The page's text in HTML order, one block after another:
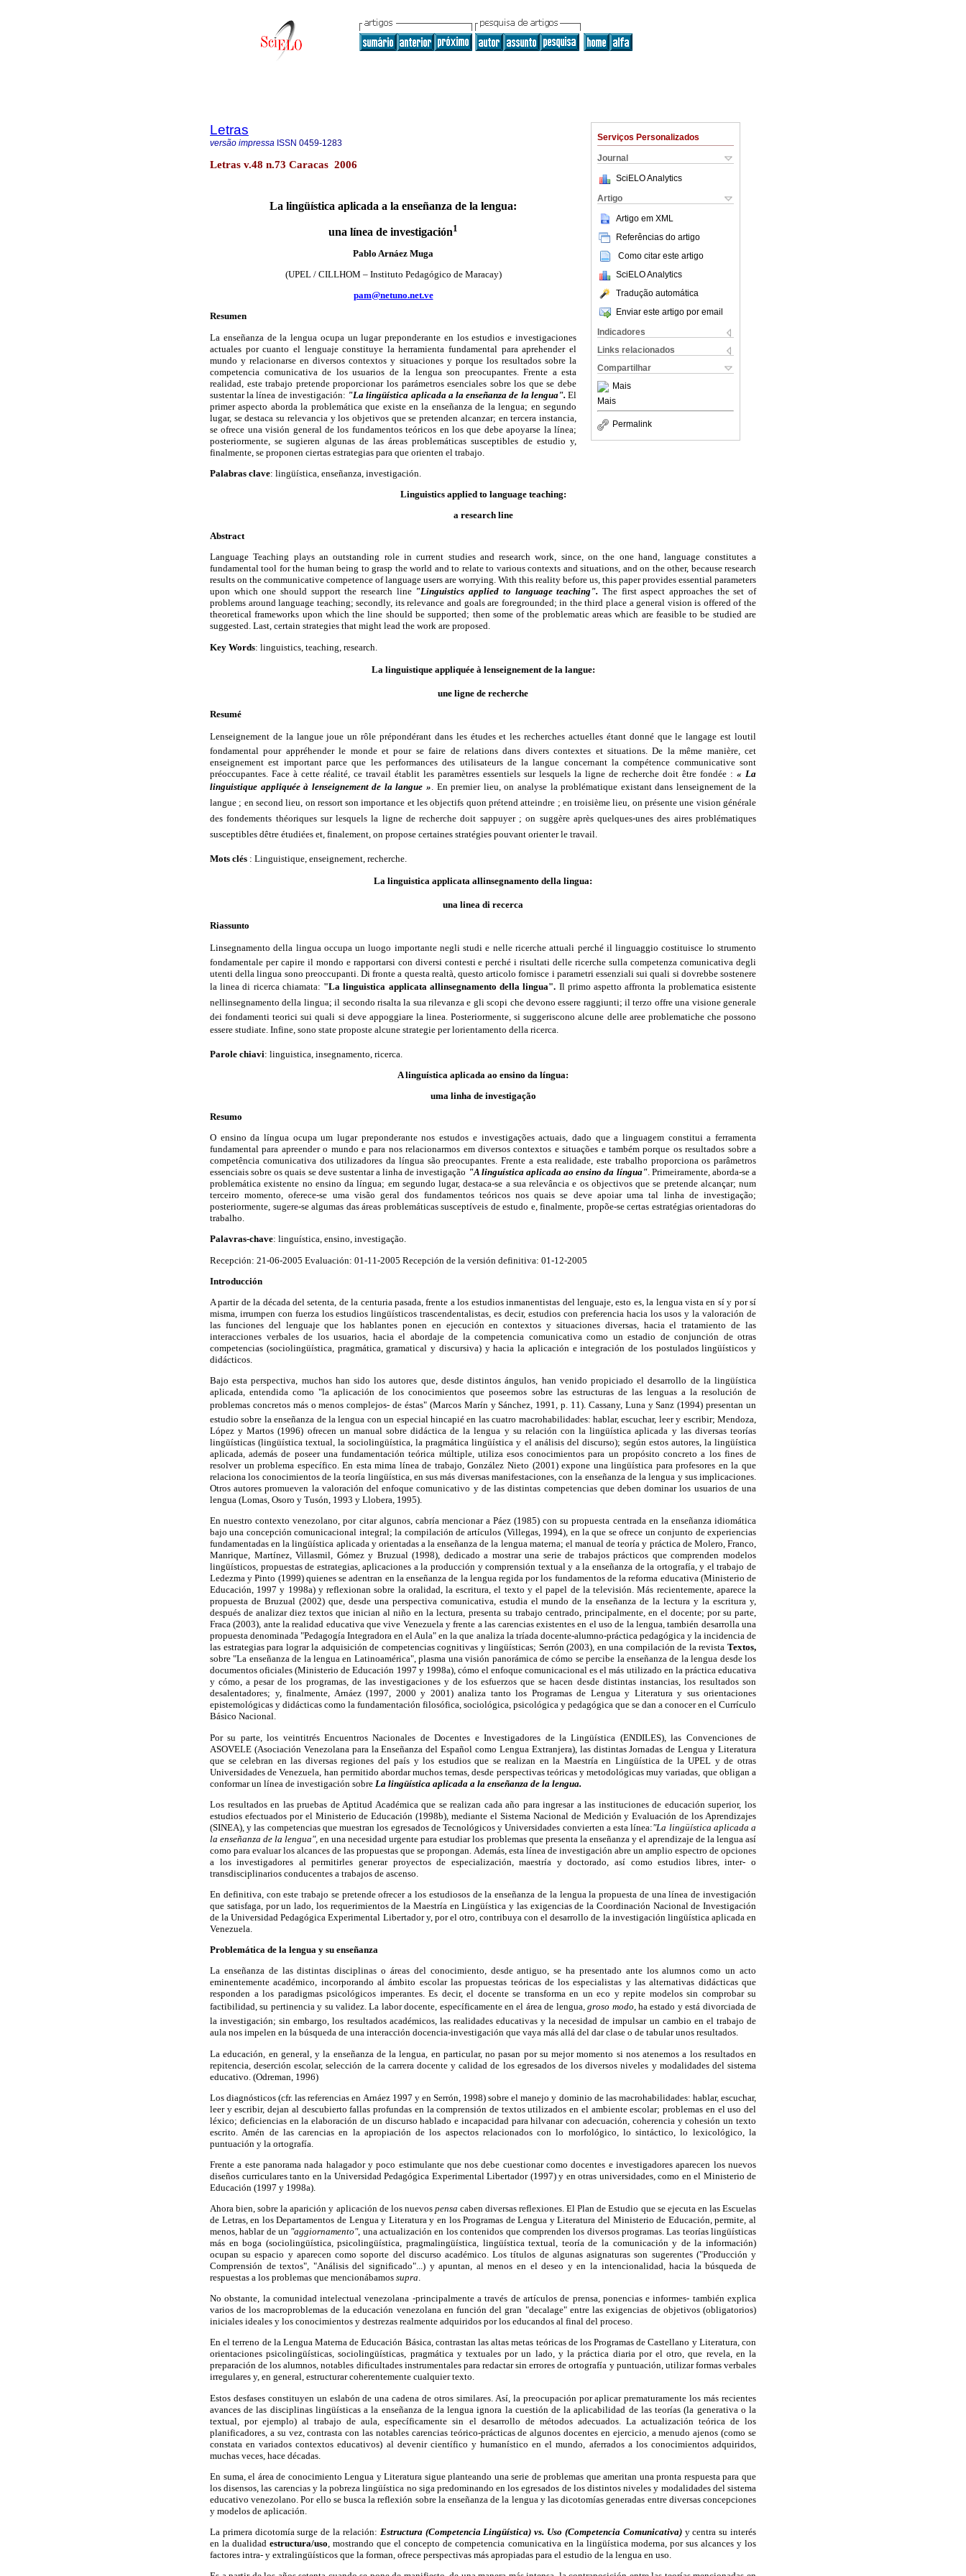
Serviços Personalizados
Journal
SciELO Analytics
Artigo
Artigo em XML
Referências do artigo
Como citar este artigo
SciELO Analytics
Tradução automática
Enviar este artigo por email
Indicadores
Links relacionados
Compartilhar
Mais
Mais
Permalink
Letras
versão impressa ISSN 0459-1283
Letras v.48 n.73 Caracas 2006
La lingüística aplicada a la enseñanza de la lengua:
una línea de investigación1
Pablo Arnáez Muga
(UPEL / CILLHOM – Instituto Pedagógico de Maracay)
pam@netuno.net.ve
Resumen
La enseñanza de la lengua ocupa un lugar preponderante en los estudios e investigaciones
actuales por cuanto el lenguaje constituye la herramienta fundamental para aprehender el
mundo y relacionarse en diversos contextos y situaciones y porque los resultados sobre la
competencia comunicativa de los usuarios de la lengua son preocupantes. Frente a esta
realidad, este trabajo pretende proporcionar los parámetros esenciales sobre los que se debe
sustentar la línea de investigación: "La lingüística aplicada a la enseñanza de la lengua". El
primer aspecto aborda la problemática que existe en la enseñanza de la lengua; en segundo
lugar, se destaca su relevancia y los objetivos que se pretenden alcanzar; en tercera instancia,
se ofrece una visión general de los fundamentos teóricos en los que debe apoyarse la línea;
posteriormente, se sugieren algunas de las áreas problemáticas susceptibles de estudio y,
finalmente, se proponen ciertas estrategias para que orienten el trabajo.
Palabras clave: lingüística, enseñanza, investigación.
Linguistics applied to language teaching:
a research line
Abstract
Language Teaching plays an outstanding role in current studies and research work, since, on the one hand, language constitutes a
fundamental tool for the human being to grasp the world and to relate to various contexts and situations, and on the other, because research
results on the communicative competence of language users are worrying. With this reality before us, this paper provides essential parameters
upon which one should support the research line "Linguistics applied to language teaching". The first aspect approaches the set of
problems around language teaching; secondly, its relevance and goals are foregrounded; in the third place a general vision is offered of the
theoretical frameworks upon which the line should be supported; then some of the problematic areas which are feasible to be studied are
suggested. Last, certain strategies that might lead the work are proposed.
Key Words: linguistics, teaching, research.
La linguistique appliquée à lenseignement de la langue:
une ligne de recherche
Resumé
Lenseignement de la langue joue un rôle prépondérant dans les études et les recherches actuelles étant donné que le langage est loutil
fondamental pour appréhender le monde et pour se faire de relations dans divers contextes et situations. De la même manière, cet
enseignement est important parce que les performances des utilisateurs de la langue concernant la compétence communicative sont
préoccupantes. Face à cette réalité, ce travail établit les paramètres essentiels sur lesquels la ligne de recherche doit être fondée : « La
linguistique appliquée à lenseignement de la langue ». En premier lieu, on analyse la problématique existant dans lenseignement de la
langue ; en second lieu, on ressort son importance et les objectifs quon prétend atteindre ; en troisième lieu, on présente une vision générale
des fondements théoriques sur lesquels la ligne de recherche doit sappuyer ; on suggère après quelques-unes des aires problématiques
susceptibles dêtre étudiées et, finalement, on propose certaines stratégies pouvant orienter le travail.
Mots clés : Linguistique, enseignement, recherche.
La linguistica applicata allinsegnamento della lingua:
una linea di recerca
Riassunto
Linsegnamento della lingua occupa un luogo importante negli studi e nelle ricerche attuali perché il linguaggio costituisce lo strumento
fondamentale per capire il mondo e rapportarsi con diversi contesti e perché i risultati delle ricerche sulla competenza comunicativa degli
utenti della lingua sono preoccupanti. Di fronte a questa realtà, questo articolo fornisce i parametri essenziali sui quali si dovrebbe sostenere
la linea di ricerca chiamata: "La linguistica applicata allinsegnamento della lingua". Il primo aspetto affronta la problematica esistente
nellinsegnamento della lingua; il secondo risalta la sua rilevanza e gli scopi che devono essere raggiunti; il terzo offre una visione generale
dei fondamenti teorici sui quali si deve appoggiare la linea. Posteriormente, si suggeriscono alcune delle aree problematiche che possono
essere studiate. Infine, sono state proposte alcune strategie per lorientamento della ricerca.
Parole chiavi: linguistica, insegnamento, ricerca.
A linguística aplicada ao ensino da língua:
uma linha de investigação
Resumo
O ensino da língua ocupa um lugar preponderante nos estudos e investigações actuais, dado que a linguagem constitui a ferramenta
fundamental para apreender o mundo e para nos relacionarmos em diversos contextos e situações e também porque os resultados sobre a
competência comunicativa dos utilizadores da língua são preocupantes. Frente a esta realidade, este trabalho proporciona os parâmetros
essenciais sobre os quais se deve sustentar a linha de investigação "A linguística aplicada ao ensino da língua". Primeiramente, aborda-se a
problemática existente no ensino da língua; em segundo lugar, destaca-se a sua relevância e os objectivos que se pretende alcançar; num
terceiro momento, oferece-se uma visão geral dos fundamentos teóricos nos quais se deve apoiar uma tal linha de investigação;
posteriormente, sugere-se algumas das áreas problemáticas susceptíveis de estudo e, finalmente, propõe-se certas estratégias orientadoras do
trabalho.
Palavras-chave: linguística, ensino, investigação.
Recepción: 21-06-2005 Evaluación: 01-11-2005 Recepción de la versión definitiva: 01-12-2005
Introducción
A partir de la década del setenta, de la centuria pasada, frente a los estudios inmanentistas del lenguaje, esto es, la lengua vista en sí y por sí
misma, irrumpen con fuerza los estudios lingüísticos trascendentalistas, es decir, estudios con preferencia hacia los usos y la valoración de
las funciones del lenguaje que los hablantes ponen en ejecución en contextos y situaciones diversas, hacia el tratamiento de las
interacciones verbales de los usuarios, hacia el abordaje de la competencia comunicativa como un estadio de conjunción de otras
competencias (sociolingüística, pragmática, gramatical y discursiva) y hacia la aplicación e integración de los postulados lingüísticos y
didácticos.
Bajo esta perspectiva, muchos han sido los autores que, desde distintos ángulos, han venido propiciado el desarrollo de la lingüística
aplicada, entendida como "la aplicación de los conocimientos que poseemos sobre las estructuras de las lenguas a la resolución de
problemas concretos más o menos complejos- de éstas" (Marcos Marín y Sánchez, 1991, p. 11). Cassany, Luna y Sanz (1994) presentan un
estudio sobre la enseñanza de la lengua con un especial hincapié en las cuatro macrohabilidades: hablar, escuchar, leer y escribir; Mendoza,
López y Martos (1996) ofrecen un manual sobre didáctica de la lengua y su relación con la lingüística aplicada y las diversas teorías
lingüísticas (lingüística textual, la sociolingüística, la pragmática lingüística y el análisis del discurso); según estos autores, la lingüística
aplicada, además de poseer una fundamentación teórica múltiple, utiliza esos conocimientos para un propósito concreto a los fines de
resolver un problema específico. En esta mima línea de trabajo, González Nieto (2001) expone una lingüística para profesores en la que
relaciona los conocimientos de la teoría lingüística, en sus más diversas manifestaciones, con la enseñanza de la lengua y sus implicaciones.
Otros autores promueven la valoración del enfoque comunicativo y de las distintas competencias que deben dominar los usuarios de una
lengua (Lomas, Osoro y Tusón, 1993 y Llobera, 1995).
En nuestro contexto venezolano, por citar algunos, cabría mencionar a Páez (1985) con su propuesta centrada en la enseñanza idiomática
bajo una concepción comunicacional integral; la compilación de artículos (Villegas, 1994), en la que se ofrece un conjunto de experiencias
fundamentadas en la lingüística aplicada y orientadas a la enseñanza de la lengua materna; el manual de teoría y práctica de Molero, Franco,
Manrique, Martínez, Villasmil, Gómez y Bruzual (1998), dedicado a mostrar una serie de trabajos prácticos que comprenden modelos
lingüísticos, propuestas de estrategias, aplicaciones a la producción y comprensión textual y a la enseñanza de la ortografía, y el trabajo de
Ledezma y Pinto (1999) quienes se adentran en la enseñanza de la lengua regida por los fundamentos de la reforma educativa (Ministerio de
Educación, 1997 y 1998a) y reflexionan sobre la oralidad, la escritura, el texto y el papel de la televisión. Más recientemente, aparece la
propuesta de Bruzual (2002) que, desde una perspectiva comunicativa, estudia el mundo de la enseñanza de la lectura y la escritura y,
después de analizar diez textos que inician al niño en la lectura, presenta su trabajo centrado, principalmente, en el docente; por su parte,
Fraca (2003), ante la realidad educativa que vive Venezuela y frente a las carencias existentes en el uso de la lengua, también desarrolla una
propuesta denominada "Pedagogía Integradora en el Aula" en la que analiza la tríada docente-alumno-práctica pedagógica y la incidencia de
las estrategias para lograr la adquisición de competencias cognitivas y lingüísticas; Serrón (2003), en una compilación de la revista Textos,
sobre "La enseñanza de la lengua en Latinoamérica", plasma una visión panorámica de cómo se percibe la enseñanza de la lengua desde los
documentos oficiales (Ministerio de Educación 1997 y 1998a), cómo el enfoque comunicacional es el más utilizado en la práctica educativa
y cómo, a pesar de los programas, de las investigaciones y de los esfuerzos que se hacen desde distintas instancias, los resultados son
desalentadores; y, finalmente, Arnáez (1997, 2000 y 2001) analiza tanto los Programas de Lengua y Literatura y sus orientaciones
epistemológicas y didácticas como la fundamentación filosófica, sociológica, psicológica y pedagógica que se dan a conocer en el Currículo
Básico Nacional.
Por su parte, los veintitrés Encuentros Nacionales de Docentes e Investigadores de la Lingüística (ENDILES), las Convenciones de
ASOVELE (Asociación Venezolana para la Enseñanza del Español como Lengua Extranjera), las distintas Jornadas de Lengua y Literatura
que se celebran en las diversas regiones del país y los estudios que se realizan en la Maestría en Lingüística de la UPEL y de otras
Universidades de Venezuela, han permitido abordar muchos temas, desde perspectivas teóricas y metodológicas muy variadas, que obligan a
conformar un línea de investigación sobre La lingüística aplicada a la enseñanza de la lengua.
Los resultados en las pruebas de Aptitud Académica que se realizan cada año para ingresar a las instituciones de educación superior, los
estudios efectuados por el Ministerio de Educación (1998b), mediante el Sistema Nacional de Medición y Evaluación de los Aprendizajes
(SINEA), y las competencias que muestran los egresados de Tecnológicos y Universidades convierten a esta línea:"La lingüística aplicada a
la enseñanza de la lengua",en una necesidad urgente para estudiar los problemas que presenta la enseñanza y el aprendizaje de la lengua así
como para evaluar los alcances de las propuestas que se propongan. Además, esta línea de investigación abre un amplio espectro de opciones
a los investigadores al permitirles generar proyectos de especialización, maestría y doctorado, así como estudios libres, inter- o
transdisciplinarios conducentes a trabajos de ascenso.
En definitiva, con este trabajo se pretende ofrecer a los estudiosos de la enseñanza de la lengua la propuesta de una línea de investigación
que satisfaga, por un lado, los requerimientos de la Maestría en Lingüística y las exigencias de la Coordinación Nacional de Investigación
de la Universidad Pedagógica Experimental Libertador y, por el otro, contribuya con el desarrollo de la investigación lingüística aplicada en
Venezuela.
Problemática de la lengua y su enseñanza
La enseñanza de las distintas disciplinas o áreas del conocimiento, desde antiguo, se ha presentado ante los alumnos como un acto
eminentemente académico, incorporando al ámbito escolar las propuestas teóricas de los especialistas y las alternativas didácticas que
responden a los paradigmas psicológicos imperantes. Es decir, el docente se transforma en un eco y repite modelos sin comprobar su
factibilidad, su pertinencia y su validez. La labor docente, específicamente en el área de lengua,groso modo, ha estado y está divorciada de
la investigación; sin embargo, los resultados académicos, las realidades educativas y la necesidad de impulsar un cambio en el trabajo de
aula nos impelen en la búsqueda de una interacción docencia-investigación que vaya más allá del dar clase o de tabular unos resultados.
La educación, en general, y la enseñanza de la lengua, en particular, no pasan por su mejor momento si nos atenemos a los resultados en
repitencia, deserción escolar, selección de la carrera docente y calidad de los egresados de los diversos niveles y modalidades del sistema
educativo. (Odreman, 1996)
Los diagnósticos (cfr. las referencias en Arnáez 1997 y en Serrón, 1998) sobre el manejo y dominio de las macrohabilidades: hablar, escuchar,
leer y escribir, dejan al descubierto fallas profundas en la comprensión de textos utilizados en el ambiente escolar; problemas en el uso del
léxico; deficiencias en la elaboración de un discurso hablado e incapacidad para hilvanar con adecuación, coherencia y cohesión un texto
escrito. Amén de las carencias en la apropiación de los aspectos relacionados con lo morfológico, lo sintáctico, lo lexicológico, la
puntuación y la ortografía.
Frente a este panorama nada halagador y poco estimulante que nos debe cuestionar como docentes e investigadores aparecen los nuevos
diseños curriculares tanto en la Universidad Pedagógica Experimental Libertador (1997) y en otras universidades, como en el Ministerio de
Educación (1997 y 1998a).
Ahora bien, sobre la aparición y aplicación de los nuevos pensa caben diversas reflexiones. El Plan de Estudio que se ejecuta en las Escuelas
de Letras, en los Departamentos de Lengua y Literatura y en los Programas de Lengua y Literatura del Ministerio de Educación, permite, al
menos, hablar de un "aggiornamento", una actualización en los contenidos que comprenden los diversos programas. Las teorías lingüísticas
más en boga (sociolingüística, psicolingüística, pragmalingüística, lingüística textual, teoría de la comunicación y de la información)
ocupan su espacio y aparecen como soporte del discurso académico. Los títulos de algunas asignaturas son sugerentes ("Producción y
Comprensión de textos", "Análisis del significado"...) y apuntan, al menos en el deseo y en la intencionalidad, hacia la búsqueda de
respuestas a los problemas que mencionábamos supra.
No obstante, la comunidad intelectual venezolana -principalmente a través de artículos de prensa, ponencias e informes- también explica
varios de los macroproblemas de la educación venezolana en función del gran "decalage" entre las exigencias de objetivos (obligatorios)
iniciales ideales y los conocimientos y destrezas realmente adquiridos por los educandos al final del proceso.
En el terreno de la Lengua Materna de Educación Básica, contrastan las altas metas teóricas de los Programas de Castellano y Literatura, con
orientaciones psicolingüísticas, sociolingüísticas, pragmática y textuales por un lado, y la práctica diaria por el otro, que revela, en la
preparación de los alumnos, notables dificultades instrumentales para redactar sin errores de ortografía y puntuación, utilizar formas verbales
irregulares y, en general, estructurar coherentemente cualquier texto.
Estos desfases constituyen un eslabón de una cadena de otros similares. Así, la preocupación por aplicar prematuramente los más recientes
avances de las disciplinas lingüísticas a la enseñanza de la lengua ignora la cuestión de la aplicabilidad de las teorías (la generativa o la
textual, por ejemplo) al trabajo de aula, específicamente sin el desarrollo de métodos adecuados. La actualización teórica de los
planificadores, a su vez, contrasta con las notables carencias teórico-prácticas de algunos docentes en ejercicio, a menudo ajenos (como se
constata en variados contextos educativos) al devenir científico y humanístico en el mundo, aferrados a los conocimientos adquiridos,
muchas veces, hace décadas.
En suma, el área de conocimiento Lengua y Literatura sigue planteando una serie de problemas que ameritan una pronta respuesta para que
los disensos, las carencias y la pobreza lingüística no siga predominando en los egresados de los distintos niveles y modalidades del sistema
educativo venezolano. Por ello se busca la reflexión sobre la enseñanza de la lengua y las dicotomías generadas entre diversas concepciones
y modelos de aplicación.
La primera dicotomía surge de la relación: Estructura (Competencia Lingüística) vs. Uso (Competencia Comunicativa) y centra su interés
en la dualidadestructura/uso, mostrando que el concepto de competencia comunicativa en la lingüística moderna, por sus alcances y los
factores intra- y extralingüísticos que la forman, ofrece perspectivas más apropiadas para el estudio de la lengua en uso.